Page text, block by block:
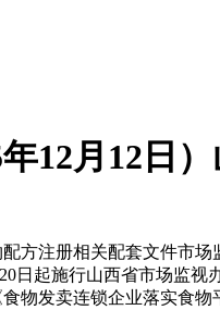
12月12日
册相关配套文件市场
日起施行山西省市场监
物发卖连锁企业落实食